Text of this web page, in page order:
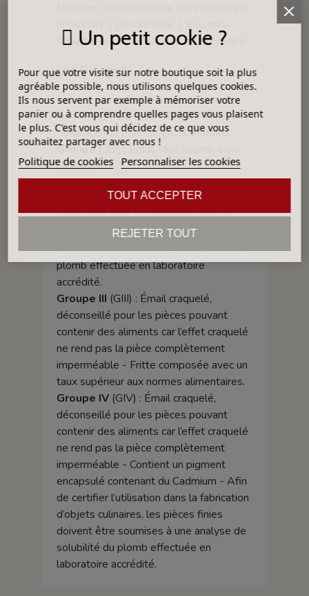
d'ajuster avec des additifs si nécessaire.
Les Groupes
Les Groupes affichés le sont à titre
indicatif. Ils ne peuvent ni garantir, ni
remplacer un test fait en laboratoire.
Groupe I(GI) : Émail sans plomb, sans
cadmium
Groupe II(GII) : Émail composé de
frittes de plomb. Afin de certifier
l’utilisation dans la fabrication d’objets
culinaires, les pièces finies doivent être
soumises à une analyse de solubilité du
plomb effectuée en laboratoire
accrédité.
Groupe III (GIII) : Émail craquelé,
déconseillé pour les pièces pouvant
contenir des aliments car l’effet craquelé
ne rend pas la pièce complètement
imperméable - Fritte composée avec un
taux supérieur aux normes alimentaires.
Groupe IV(GIV) : Émail craquelé,
déconseillé pour les pièces pouvant
contenir des aliments car l’effet craquelé
ne rend pas la pièce complètement
imperméable - Contient un pigment
encapsulé contenant du Cadmium - Afin
de certifier l’utilisation dans la fabrication
d’objets culinaires, les pièces finies
doivent être soumises à une analyse de
solubilité du plomb effectuée en
laboratoire accrédité.
Un petit cookie ?
Pour que votre visite sur notre boutique soit la plus
agréable possible, nous utilisons quelques cookies.
Ils nous servent par exemple à mémoriser votre
panier ou à comprendre quelles pages vous plaisent
le plus. C'est vous qui décidez de ce que vous
souhaitez partager avec nous !
Politique de cookies Personnaliser les cookies
REJETER TOUT
TOUT ACCEPTER